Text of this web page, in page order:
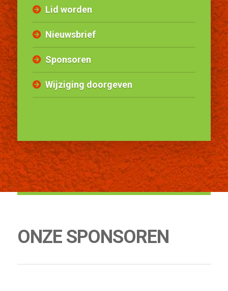
Lid worden
Nieuwsbrief
Sponsoren
Wijziging doorgeven
ONZE SPONSOREN